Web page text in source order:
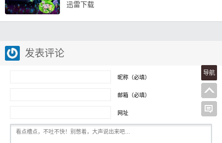
迅雷下载
发表评论
昵称（必填）
邮箱（必填）
网址
导航